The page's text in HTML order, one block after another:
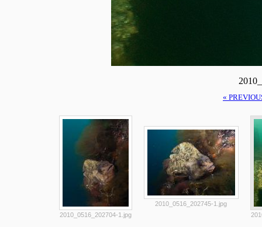
«
2010_0516_202704-1.jpg
2010_0516_202745-1.jpg